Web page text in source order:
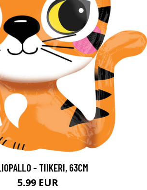
- TIIKERI, 63CM
5.99 EUR